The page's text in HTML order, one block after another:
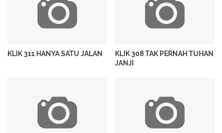
KLIK 311 HANYA SATU JALAN
KLIK 308 TAK PERNAH TUHAN
JANJI